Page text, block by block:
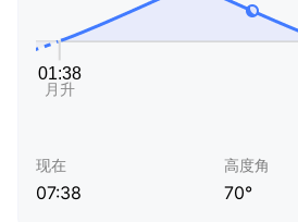
现在
07:38
高度角
70°